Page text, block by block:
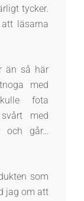
tycker.
läsarna
än så här
med
fota
med
och går…
som
jag om att